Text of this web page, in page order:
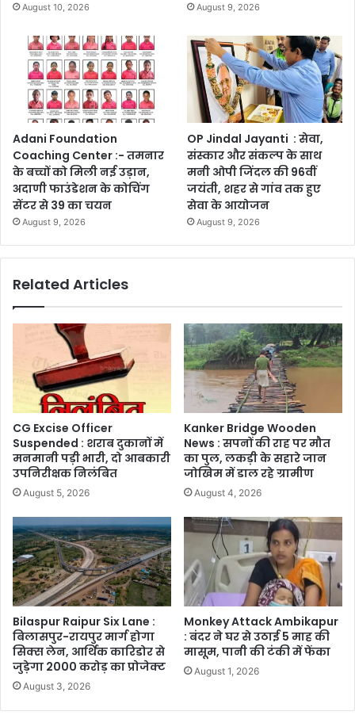
August 10, 2026 August 9, 2026
Adani Foundation
Coaching Center :- तमनार
के बच्चों को मिली नई उड़ान,
अदाणी फाउंडेशन के कोचिंग
सेंटर से 39 का चयन
August 9, 2026
OP Jindal Jayanti : सेवा,
संस्कार और संकल्प के साथ
मनी ओपी जिंदल की 96वीं
जयंती, शहर से गांव तक हुए
सेवा के आयोजन
August 9, 2026
Related Articles
CG Excise Officer
Suspended : शराब दुकानों में
मनमानी पड़ी भारी, दो आबकारी
उपनिरीक्षक निलंबित
August 5, 2026
Kanker Bridge Wooden
News : सपनों की राह पर मौत
का पुल, लकड़ी के सहारे जान
जोखिम में डाल रहे ग्रामीण
August 4, 2026
Bilaspur Raipur Six Lane :
बिलासपुर-रायपुर मार्ग होगा
सिक्स लेन, आर्थिक कारिडोर से
जुड़ेगा 2000 करोड़ का प्रोजेक्ट
August 3, 2026
Monkey Attack Ambikapur
: बंदर ने घर से उठाई 5 माह की
मासूम, पानी की टंकी में फेंका
August 1, 2026